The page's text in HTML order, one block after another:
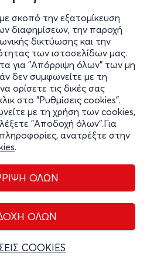
σκοπό την εξατομίκευση
διαφημίσεων, την παροχή
δικτύωσης και την
των ιστοσελίδων μας.
για "Απόρριψη όλων" των μη
δεν συμφωνείτε με τη
ορίσετε τις δικές σας
στο "Ρυθμίσεις cookies".
με τη χρήση των cookies,
"Αποδοχή όλων".Για
ανατρέξτε στην
.
ΟΛΩΝ
ΟΛΩΝ
COOKIES
1998 | Σ. Τσιώλης
7 & Θησέως
(Καλλιθέα)
από 6€